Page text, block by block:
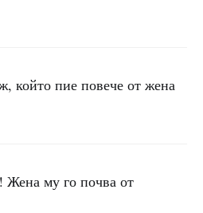
който пие повече от жена
му го почва от